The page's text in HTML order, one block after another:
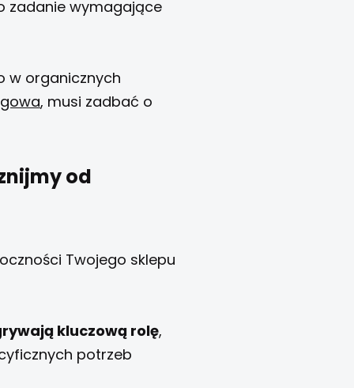
zadanie wymagające
w organicznych
, musi zadbać o
od
Twojego sklepu
kluczową rolę,
potrzeb